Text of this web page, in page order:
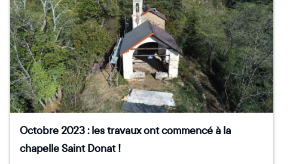
Octobre 2023 : les travaux ont commencé à la
chapelle Saint Donat !